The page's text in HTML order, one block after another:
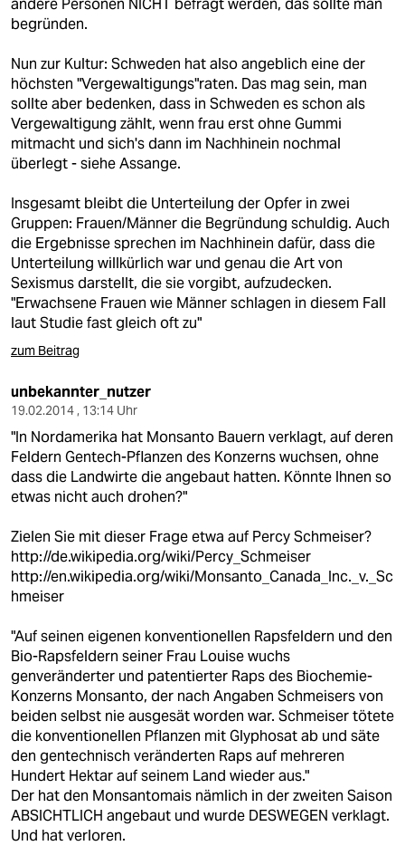
andere Personen NICHT befragt werden, das sollte man
begründen.
Nun zur Kultur: Schweden hat also angeblich eine der
höchsten "Vergewaltigungs"raten. Das mag sein, man
sollte aber bedenken, dass in Schweden es schon als
Vergewaltigung zählt, wenn frau erst ohne Gummi
mitmacht und sich's dann im Nachhinein nochmal
überlegt - siehe Assange.
Insgesamt bleibt die Unterteilung der Opfer in zwei
Gruppen: Frauen/Männer die Begründung schuldig. Auch
die Ergebnisse sprechen im Nachhinein dafür, dass die
Unterteilung willkürlich war und genau die Art von
Sexismus darstellt, die sie vorgibt, aufzudecken.
"Erwachsene Frauen wie Männer schlagen in diesem Fall
laut Studie fast gleich oft zu"
zum Beitrag
unbekannter_nutzer
19.02.2014 , 13:14 Uhr
"In Nordamerika hat Monsanto Bauern verklagt, auf deren
Feldern Gentech-Pflanzen des Konzerns wuchsen, ohne
dass die Landwirte die angebaut hatten. Könnte Ihnen so
etwas nicht auch drohen?"
Zielen Sie mit dieser Frage etwa auf Percy Schmeiser?
http://de.wikipedia.org/wiki/Percy_Schmeiser
http://en.wikipedia.org/wiki/Monsanto_Canada_Inc._v._Sc
hmeiser
"Auf seinen eigenen konventionellen Rapsfeldern und den
Bio-Rapsfeldern seiner Frau Louise wuchs
genveränderter und patentierter Raps des Biochemie-
Konzerns Monsanto, der nach Angaben Schmeisers von
beiden selbst nie ausgesät worden war. Schmeiser tötete
die konventionellen Pflanzen mit Glyphosat ab und säte
den gentechnisch veränderten Raps auf mehreren
Hundert Hektar auf seinem Land wieder aus."
Der hat den Monsantomais nämlich in der zweiten Saison
ABSICHTLICH angebaut und wurde DESWEGEN verklagt.
Und hat verloren.